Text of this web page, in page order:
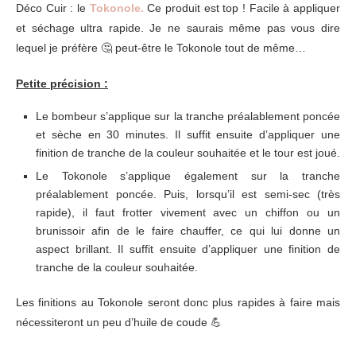
Déco Cuir : le Tokonole. Ce produit est top ! Facile à appliquer
et séchage ultra rapide. Je ne saurais même pas vous dire
lequel je préfère 🤔 peut-être le Tokonole tout de même…
Petite précision :
Le bombeur s’applique sur la tranche préalablement poncée
et sèche en 30 minutes. Il suffit ensuite d’appliquer une
finition de tranche de la couleur souhaitée et le tour est joué.
Le Tokonole s’applique également sur la tranche
préalablement poncée. Puis, lorsqu’il est semi-sec (très
rapide), il faut frotter vivement avec un chiffon ou un
brunissoir afin de le faire chauffer, ce qui lui donne un
aspect brillant. Il suffit ensuite d’appliquer une finition de
tranche de la couleur souhaitée.
Les finitions au Tokonole seront donc plus rapides à faire mais
nécessiteront un peu d’huile de coude 💪